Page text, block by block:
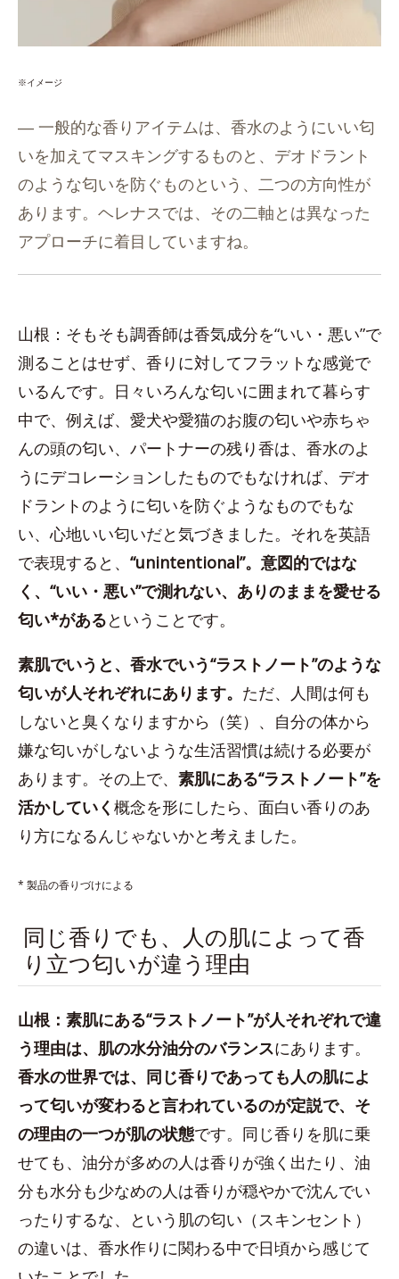
※イメージ
― 一般的な香りアイテムは、香水のようにいい匂
いを加えてマスキングするものと、デオドラント
のような匂いを防ぐものという、二つの方向性が
あります。ヘレナスでは、その二軸とは異なった
アプローチに着目していますね。
山根：そもそも調香師は香気成分を“いい・悪い”で
測ることはせず、香りに対してフラットな感覚で
いるんです。日々いろんな匂いに囲まれて暮らす
中で、例えば、愛犬や愛猫のお腹の匂いや赤ちゃ
んの頭の匂い、パートナーの残り香は、香水のよ
うにデコレーションしたものでもなければ、デオ
ドラントのように匂いを防ぐようなものでもな
い、心地いい匂いだと気づきました。それを英語
で表現すると、 “unintentional”。意図的ではな
く、“いい・悪い”で測れない、ありのままを愛せる
匂い*があるということです。
素肌でいうと、香水でいう“ラストノート”のような
匂いが人それぞれにあります。 ただ、人間は何も
しないと臭くなりますから（笑）、自分の体から
嫌な匂いがしないような生活習慣は続ける必要が
あります。その上で、 素肌にある“ラストノート”を
活かしていく 概念を形にしたら、面白い香りのあ
り方になるんじゃないかと考えました。
* 製品の香りづけによる
同じ香りでも、人の肌によって香
り立つ匂いが違う理由
山根：素肌にある“ラストノート”が人それぞれで違
う理由は、肌の水分油分のバランスにあります。
香水の世界では、同じ香りであっても人の肌によ
って匂いが変わると言われているのが定説で、そ
の理由の一つが肌の状態です。同じ香りを肌に乗
せても、油分が多めの人は香りが強く出たり、油
分も水分も少なめの人は香りが穏やかで沈んでい
ったりするな、という肌の匂い（スキンセント）
の違いは、香水作りに関わる中で日頃から感じて